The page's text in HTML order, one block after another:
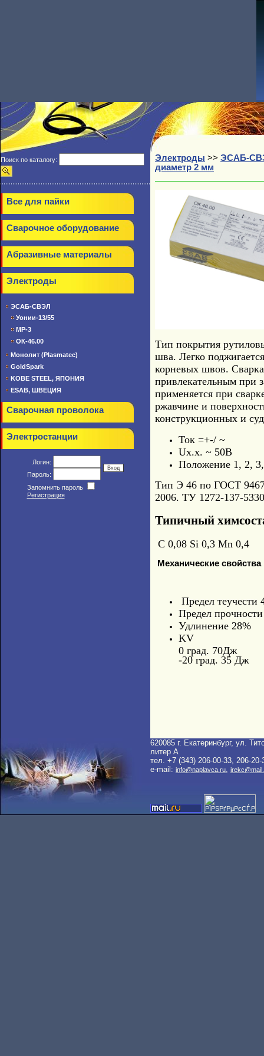
Поиск по каталогу:
Все для пайки
Сварочное оборудование
Абразивные материалы
Электроды
ЭСАБ-СВЭЛ
Уонии-13/55
МР-3
ОК-46.00
Монолит (Plasmatec)
GoldSpark
KOBE STEEL, ЯПОНИЯ
ESAB, ШВЕЦИЯ
Сварочная проволока
Электростанции
Логин:
Пароль:
Запомнить пароль
Регистрация
Электроды >> ЭСАБ-
диаметр 2 мм
Тип покрытия
шва. Легко
корневых швов.
привлекательным при
применяется при
ржавчине и
конструкционных и
Ток =+-/ ~
Ux.x. ~ 50B
Положение 1, 2,
Тип Э 46 по ГОСТ
2006. ТУ 1272-137-
Типичный
C 0,08 Si 0,3 Mn 0,4
Механические свойства
Предел теучести
Предел
Удлинение 28%
KV
0 град. 70Дж
-20 град. 35 Дж
620085 г. Екатеринбург, ул.
литер A
тел. +7 (343) 206-00-33, 206-20-
e-mail: info@naplavca.ru,